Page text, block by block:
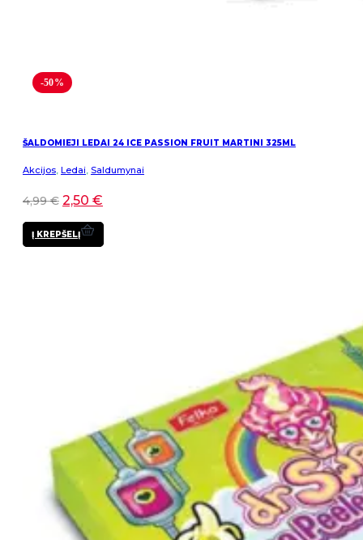
-50%
ŠALDOMIEJI LEDAI 24 ICE PASSION FRUIT MARTINI 325ML
Akcijos, Ledai, Saldumynai
4,99€ 2,50 €
Į KREPŠELĮ